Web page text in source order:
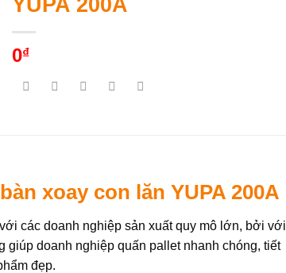
0₫
xoay con lăn YUPA 200A
các doanh nghiệp sản xuất quy mô lớn, bởi với
doanh nghiệp quấn pallet nhanh chóng, tiết
đẹp.